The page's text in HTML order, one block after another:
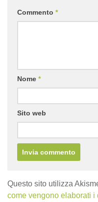
Commento *
Nome *
Sito web
Questo sito utilizza
come vengono elaborati i